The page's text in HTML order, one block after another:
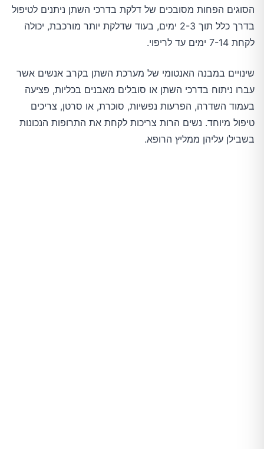
הסוגים הפחות מסובכים של דלקת בדרכי השתן ניתנים לטיפול
בדרך כלל תוך 2-3 ימים, בעוד שדלקת יותר מורכבת, יכולה
לקחת 7-14 ימים עד לריפוי.
שינויים במבנה האנטומי של מערכת השתן בקרב אנשים אשר
עברו ניתוח בדרכי השתן או סובלים מאבנים בכליות, פציעה
בעמוד השדרה, הפרעות נפשיות, סוכרת, או סרטן, צריכים
טיפול מיוחד. נשים הרות צריכות לקחת את התרופות הנכונות
בשבילן עליהן ממליץ הרופא.